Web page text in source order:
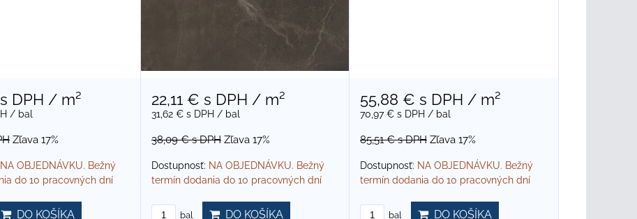
s DPH / m²
/ bal
Zľava 17%
NA OBJEDNÁVKU. Bežný
do 10 pracovných dní
DO KOŠÍKA
22,11 € s DPH / m²
31,62 € s DPH / bal
38,09 €s DPH Zľava 17%
Dostupnosť: NA OBJEDNÁVKU. Bežný
termín dodania do 10 pracovných dní
bal DO KOŠÍKA
55,88 € s DPH / m²
70,97 €s DPH / bal
85,51 €s DPH Zľava 17%
Dostupnosť: NA OBJEDNÁVKU. Bežný
termín dodania do 10 pracovných dní
bal DO KOŠÍKA